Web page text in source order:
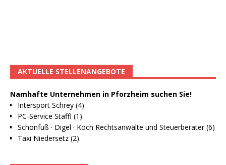
AKTUELLE STELLENANGEBOTE
Namhafte Unternehmen in Pforzheim suchen Sie!
Intersport Schrey (4)
PC-Service Staffl (1)
Schönfuß · Digel · Koch Rechtsanwälte und Steuerberater (6)
Taxi Niedersetz (2)